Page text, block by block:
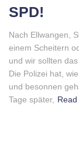
SPD!
Nach Ellwangen,
einem Scheitern
und wir sollten
Die Polizei hat,
und besonnen
Tage später,